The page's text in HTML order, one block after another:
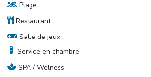
Plage
Restaurant
Salle de jeux
Service en chambre
SPA / Welness